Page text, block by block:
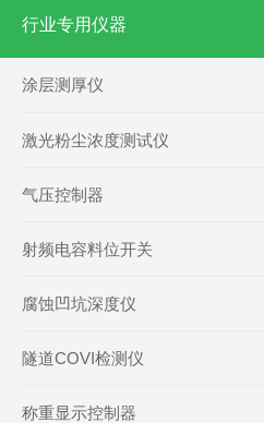
行业专用仪器
涂层测厚仪
激光粉尘浓度测试仪
气压控制器
射频电容料位开关
腐蚀凹坑深度仪
隧道COVI检测仪
称重显示控制器